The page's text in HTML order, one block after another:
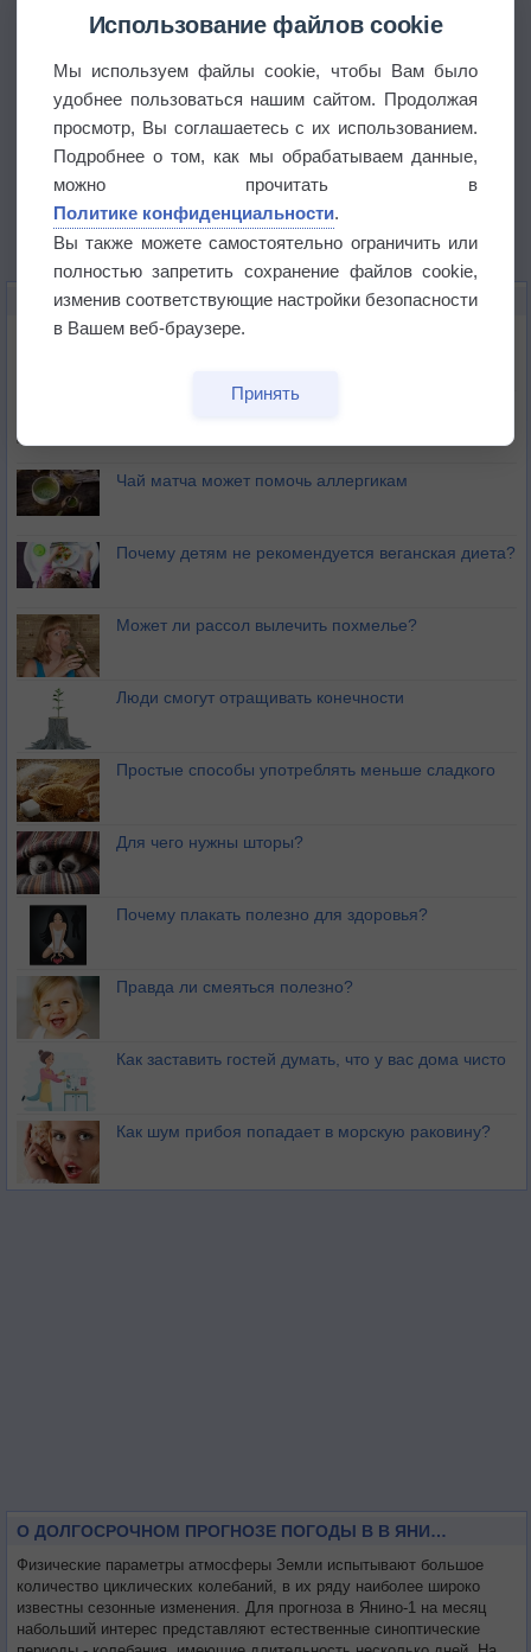
ЭТО ИНТЕРЕСНО
Почему северный загар цветом отличается от
Букет сирени вреден для здоровья
Чай матча может помочь аллергикам
Почему детям не рекомендуется веганская диета?
Может ли рассол вылечить похмелье?
Люди смогут отращивать конечности
Простые способы употреблять меньше сладкого
Для чего нужны шторы?
Почему плакать полезно для здоровья?
Правда ли смеяться полезно?
Как заставить гостей думать, что у вас дома чисто
Как шум прибоя попадает в морскую раковину?
О ДОЛГОСРОЧНОМ ПРОГНОЗЕ ПОГОДЫ В В ЯНИНО-1 НА МЕСЯЦ
Физические параметры атмосферы Земли испытывают большое
количество циклических колебаний, в их ряду наиболее широко
известны сезонные изменения. Для прогноза в Янино-1 на месяц
набольший интерес представляют естественные синоптические
Использование файлов cookie
Мы используем файлы cookie, чтобы Вам было
удобнее пользоваться нашим сайтом. Продолжая
просмотр, Вы соглашаетесь с их использованием.
Подробнее о том, как мы обрабатываем данные,
можно прочитать в
Политике конфиденциальности.
Вы также можете самостоятельно ограничить или
полностью запретить сохранение файлов cookie,
изменив соответствующие настройки безопасности
в Вашем веб-браузере.
Принять